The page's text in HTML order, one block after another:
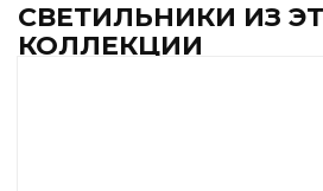
СВЕТИЛЬНИКИ ИЗ
КОЛЛЕКЦИИ